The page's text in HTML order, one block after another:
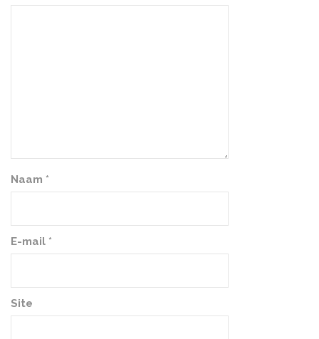
Naam *
E-mail *
Site